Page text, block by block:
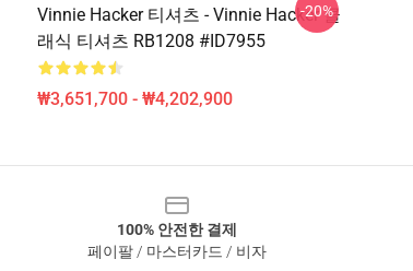
Vinnie Hacker 티셔츠 - Vinnie Hacker 클
래식 티셔츠 RB1208 #ID7955
₩3,651,700 - ₩4,202,900
-20%
100% 안전한 결제
페이팔 / 마스터카드 / 비자